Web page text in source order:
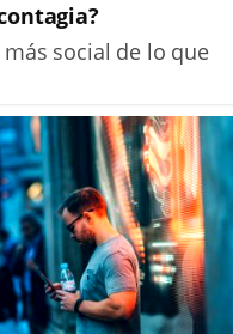
más social de lo que